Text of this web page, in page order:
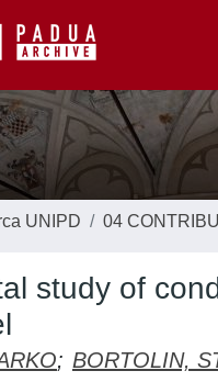
UNIPD 04
study of
; BORTOLIN,